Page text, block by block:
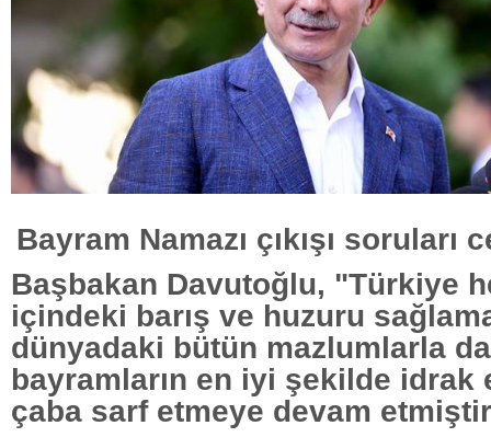
Bayram Namazı çıkışı soruları
Başbakan Davutoğlu, "Türkiye
içindeki barış ve huzuru
dünyadaki bütün mazlumlarla
bayramların en iyi şekilde idrak
çaba sarf etmeye devam